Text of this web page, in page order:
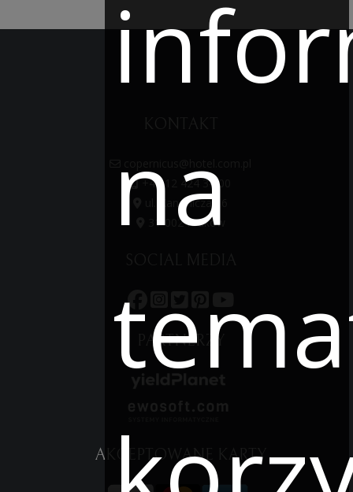
na
+48 12 424 34 00
ul. Kanonicza 16
31-002 Kraków
PARTNERZY
AKCEPTOWANE KARTY